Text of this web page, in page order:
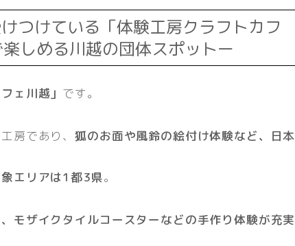
つけている「体験工房クラフトカフ
しめる川越の団体スポットー
ェ川越」 です。
房であり、狐のお面や風鈴の絵付け体験など、日本
エリアは1都3県。
モザイクタイルコースターなどの手作り体験が充実